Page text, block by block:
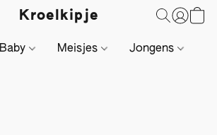
Kroelkipje
Baby Meisjes Jongens